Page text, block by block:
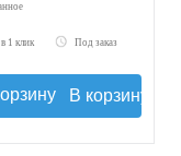
1 клик Под заказ
В корзину